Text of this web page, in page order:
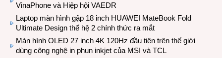
VinaPhone và Hiệp hội VAEDR
Laptop màn hình gập 18 inch HUAWEI MateBook Fold
Ultimate Design thế hệ 2 chính thức ra mắt
Màn hình OLED 27 inch 4K 120Hz đầu tiên trên thế giới
dùng công nghệ in phun inkjet của MSI và TCL